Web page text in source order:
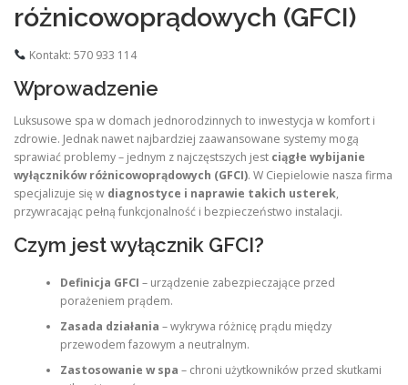
różnicowoprądowych (GFCI)
Kontakt: 570 933 114
Wprowadzenie
Luksusowe spa w domach jednorodzinnych to inwestycja w komfort i
zdrowie. Jednak nawet najbardziej zaawansowane systemy mogą
sprawiać problemy – jednym z najczęstszych jest ciągłe wybijanie
wyłączników różnicowoprądowych (GFCI). W Ciepielowie nasza firma
specjalizuje się w diagnostyce i naprawie takich usterek,
przywracając pełną funkcjonalność i bezpieczeństwo instalacji.
Czym jest wyłącznik GFCI?
Definicja GFCI – urządzenie zabezpieczające przed
porażeniem prądem.
Zasada działania – wykrywa różnicę prądu między
przewodem fazowym a neutralnym.
Zastosowanie w spa – chroni użytkowników przed skutkami